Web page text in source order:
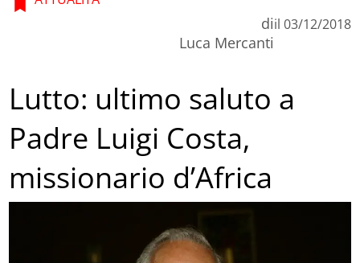
di
Luca Mercanti
il 03/12/2018
Lutto: ultimo saluto a
Padre Luigi Costa,
missionario d’Africa